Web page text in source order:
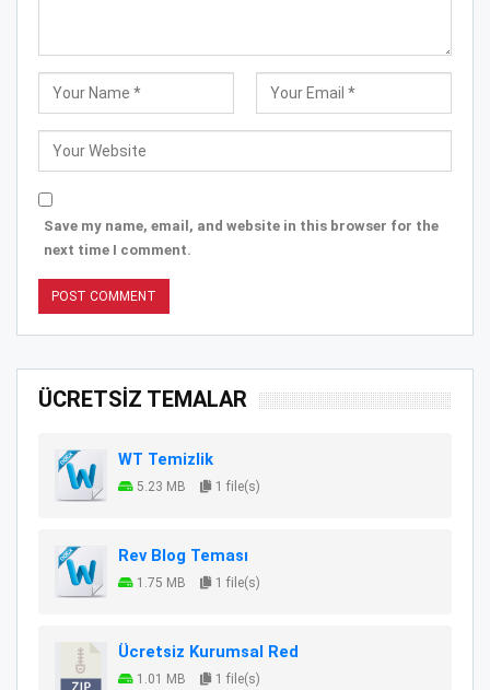
Save my name, email, and website in this browser for the
next time I comment.
ÜCRETSİZ TEMALAR
WT Temizlik
5.23 MB 1 file(s)
Rev Blog Teması
1.75 MB 1 file(s)
Ücretsiz Kurumsal Red
1.01 MB 1 file(s)